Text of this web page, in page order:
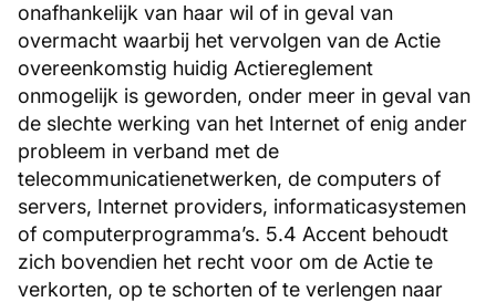
onafhankelijk van haar wil of in geval van
overmacht waarbij het vervolgen van de Actie
overeenkomstig huidig Actiereglement
onmogelijk is geworden, onder meer in geval van
de slechte werking van het Internet of enig ander
probleem in verband met de
telecommunicatienetwerken, de computers of
servers, Internet providers, informaticasystemen
of computerprogramma’s. 5.4 Accent behoudt
zich bovendien het recht voor om de Actie te
verkorten, op te schorten of te verlengen naar